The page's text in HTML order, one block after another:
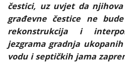
čestici, uz uvjet da
građevne čestice ne
rekonstrukcija i
jezgrama gradnja
vodu i septičkih jama